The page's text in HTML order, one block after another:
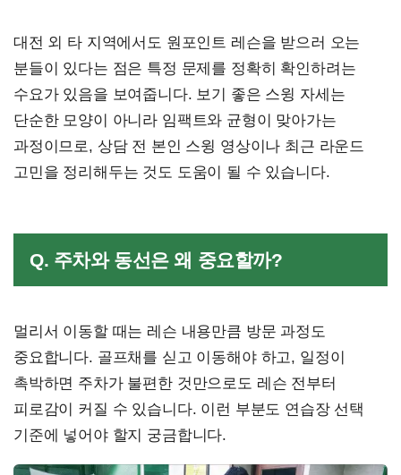
대전 외 타 지역에서도 원포인트 레슨을 받으러 오는
분들이 있다는 점은 특정 문제를 정확히 확인하려는
수요가 있음을 보여줍니다. 보기 좋은 스윙 자세는
단순한 모양이 아니라 임팩트와 균형이 맞아가는
과정이므로, 상담 전 본인 스윙 영상이나 최근 라운드
고민을 정리해두는 것도 도움이 될 수 있습니다.
Q. 주차와 동선은 왜 중요할까?
멀리서 이동할 때는 레슨 내용만큼 방문 과정도
중요합니다. 골프채를 싣고 이동해야 하고, 일정이
촉박하면 주차가 불편한 것만으로도 레슨 전부터
피로감이 커질 수 있습니다. 이런 부분도 연습장 선택
기준에 넣어야 할지 궁금합니다.